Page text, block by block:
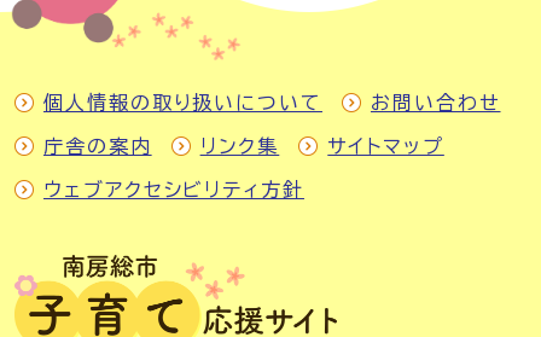
個人情報の取り扱いについて お問い合わせ
庁舎の案内 リンク集 サイトマップ
ウェブアクセシビリティ方針